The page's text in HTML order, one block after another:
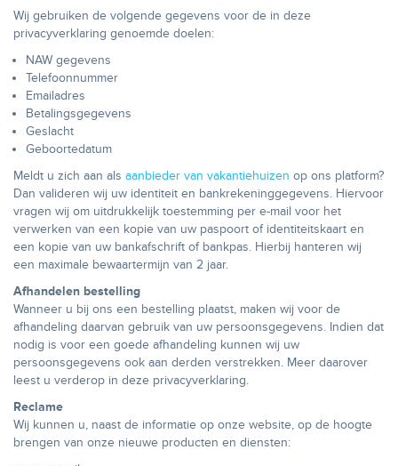
Wij gebruiken de volgende gegevens voor de in deze
privacyverklaring genoemde doelen:
NAW gegevens
Telefoonnummer
Emailadres
Betalingsgegevens
Geslacht
Geboortedatum
Meldt u zich aan als aanbieder van vakantiehuizen op ons platform?
Dan valideren wij uw identiteit en bankrekeninggegevens. Hiervoor
vragen wij om uitdrukkelijk toestemming per e-mail voor het
verwerken van een kopie van uw paspoort of identiteitskaart en
een kopie van uw bankafschrift of bankpas. Hierbij hanteren wij
een maximale bewaartermijn van 2 jaar.
Afhandelen bestelling
Wanneer u bij ons een bestelling plaatst, maken wij voor de
afhandeling daarvan gebruik van uw persoonsgegevens. Indien dat
nodig is voor een goede afhandeling kunnen wij uw
persoonsgegevens ook aan derden verstrekken. Meer daarover
leest u verderop in deze privacyverklaring.
Reclame
Wij kunnen u, naast de informatie op onze website, op de hoogte
brengen van onze nieuwe producten en diensten: